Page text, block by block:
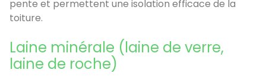
pente et permettent une isolation efficace de la
toiture.
Laine minérale (laine de verre,
laine de roche)